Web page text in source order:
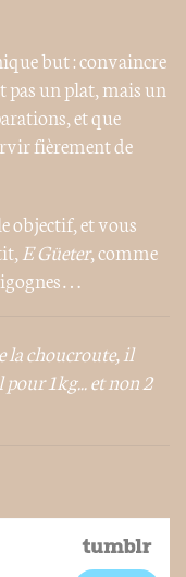
but : convaincre
pas un plat, mais un
et que
fièrement de
objectif, et vous
E Güeter, comme
la choucroute, il
pour 1kg... et non 2